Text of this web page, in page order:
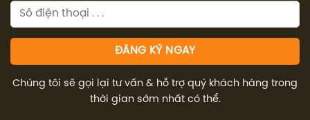
Chúng tôi sẽ gọi lại tư vấn & hỗ trợ quý khách hàng trong
thời gian sớm nhất có thể.